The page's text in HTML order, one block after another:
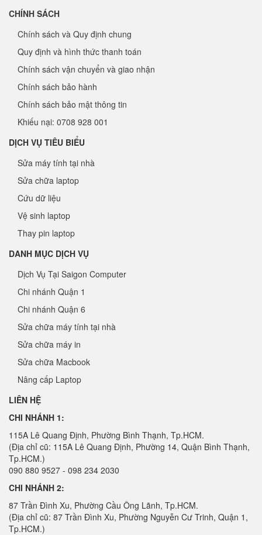
CHÍNH SÁCH
Chính sách và Quy định chung
Quy định và hình thức thanh toán
Chính sách vận chuyển và giao nhận
Chính sách bảo hành
Chính sách bảo mật thông tin
Khiếu nại: 0708 928 001
DỊCH VỤ TIÊU BIỂU
Sửa máy tính tại nhà
Sửa chữa laptop
Cứu dữ liệu
Vệ sinh laptop
Thay pin laptop
DANH MỤC DỊCH VỤ
Dịch Vụ Tại Saigon Computer
Chi nhánh Quận 1
Chi nhánh Quận 6
Sửa chữa máy tính tại nhà
Sửa chữa máy in
Sửa chữa Macbook
Nâng cấp Laptop
LIÊN HỆ
CHI NHÁNH 1:
115A Lê Quang Định, Phường Bình Thạnh, Tp.HCM.
(Địa chỉ cũ: 115A Lê Quang Định, Phường 14, Quận Bình Thạnh,
Tp.HCM.)
090 880 9527 - 098 234 2030
CHI NHÁNH 2:
87 Trần Đình Xu, Phường Cầu Ông Lãnh, Tp.HCM.
(Địa chỉ cũ: 87 Trần Đình Xu, Phường Nguyễn Cư Trinh, Quận 1,
Tp.HCM.)